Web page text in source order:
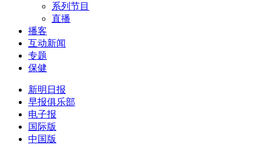
系列节目
直播
播客
互动新闻
专题
保健
新明日报
早报俱乐部
电子报
国际版
中国版